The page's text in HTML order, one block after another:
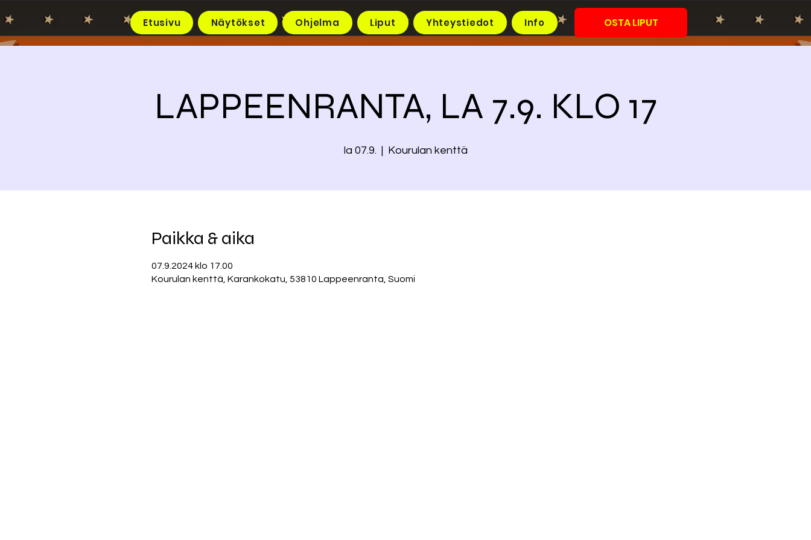
Etusivu Näytökset Ohjelma Liput Yhteystiedot Info OSTA LIPUT
LAPPEENRANTA, LA 7.9. KLO 17
la 07.9.
  |
Kourulan kenttä
Paikka & aika
07.9.2024 klo 17.00
Kourulan kenttä, Karankokatu, 53810 Lappeenranta, Suomi